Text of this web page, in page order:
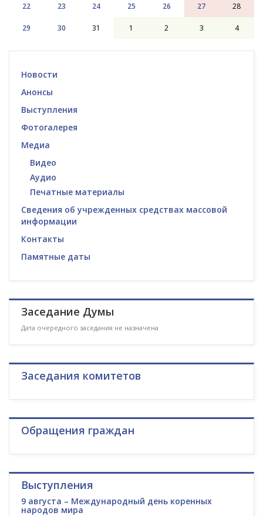
22 23 24 25 26 27 28
29 30 31 1 2 3 4
Новости
Анонсы
Выступления
Фотогалерея
Медиа
Видео
Аудио
Печатные материалы
Сведения об учрежденных средствах массовой
информации
Контакты
Памятные даты
Заседание Думы
Дата очередного заседания не назначена
Заседания комитетов
Обращения граждан
Выступления
9 августа – Международный день коренных
народов мира